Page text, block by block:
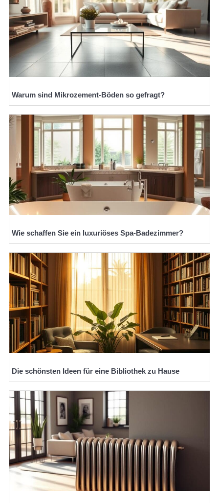
Warum sind Mikrozement-Böden so gefragt?
Wie schaffen Sie ein luxuriöses Spa-Badezimmer?
Die schönsten Ideen für eine Bibliothek zu Hause